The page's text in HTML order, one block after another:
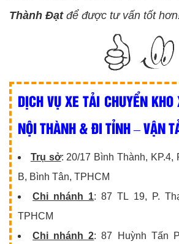
Thành Đạtđể được tư vấn tốt
DỊCH VỤ XE TẢI CHUYỂN KHO
NỘI THÀNH & ĐI TỈNH – VẬN
Trụ sở: 20/17 Bình Thành, KP.4,
B, Bình Tân, TPHCM
Chi nhánh 1: 87 TL 19, P.
TPHCM
Chi nhánh 2: 87 Huỳnh Tấn